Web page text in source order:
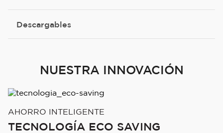
Descargables
NUESTRA INNOVACIÓN
AHORRO INTELIGENTE
TECNOLOGÍA ECO SAVING